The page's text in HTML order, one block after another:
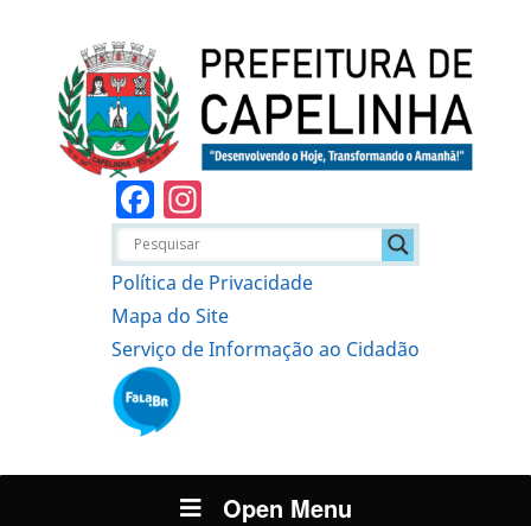
Facebook
Política de Privacidade
Mapa do Site
Serviço de Informação ao Cidadão
Open Menu